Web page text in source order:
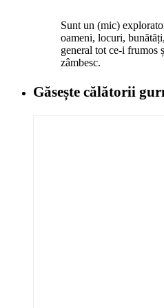
Sunt un (mic)
oameni, locuri,
general tot ce-i frumos
zâmbesc.
Găsește călătorii